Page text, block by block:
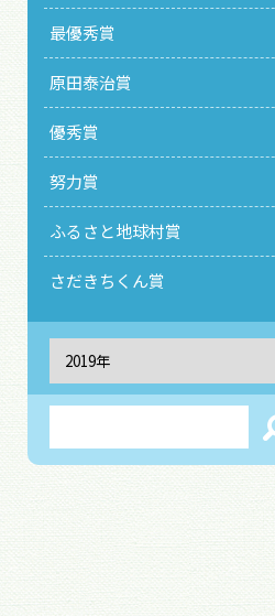
最優秀賞
原田泰治賞
優秀賞
努力賞
ふるさと地球村賞
さだきちくん賞